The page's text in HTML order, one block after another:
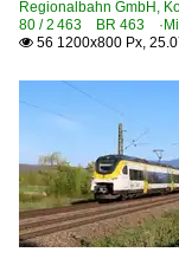
Strecken |
702
Strecken |
Regionalbahn GmbH,
80 / 2 463 BR 463
 56 1200x800 Px,